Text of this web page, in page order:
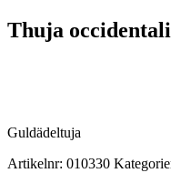
Thuja
Guldädeltuja
Artikelnr: 010330